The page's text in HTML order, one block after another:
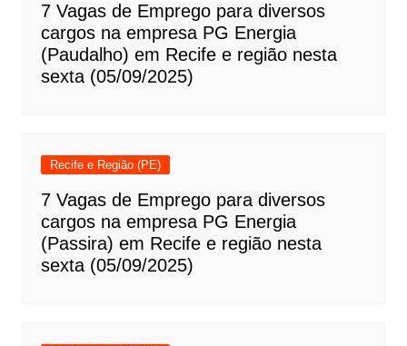
7 Vagas de Emprego para diversos
cargos na empresa PG Energia
(Paudalho) em Recife e região nesta
sexta (05/09/2025)
Recife e Região (PE)
7 Vagas de Emprego para diversos
cargos na empresa PG Energia
(Passira) em Recife e região nesta
sexta (05/09/2025)